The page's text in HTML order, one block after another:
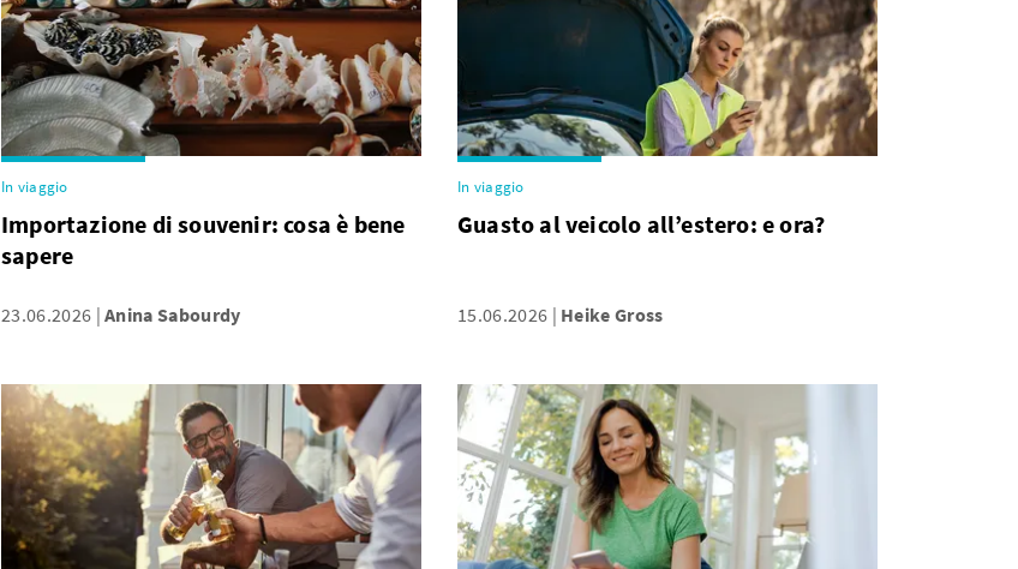
In viaggio
Importazione di souvenir: cosa è bene
sapere
23.06.2026 Anina Sabourdy
In viaggio
Guasto al veicolo all’estero: e ora?
15.06.2026 Heike Gross